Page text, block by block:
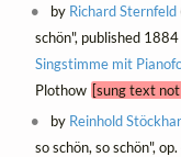
by Richard Sternfeld
schön", published
Singstimme mit
Plothow [sung text
by Reinhold
so schön, so schön",